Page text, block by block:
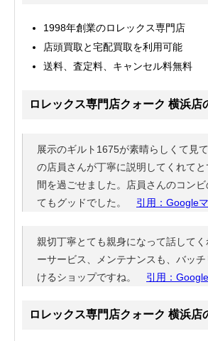
1998年創業のロレックス専門店
店頭買取と宅配買取を利用可能
送料、査定料、キャンセル料無料
ロレックス専門店クォーク 横浜店
展示のギルト1675が素晴らしくて見
の店員さんが丁寧に説明してくれて
間を過ごせました。店員さんのコン
てもグッドでした。 引用：Google
親切丁寧とても親身になって話して
ーサービス、メンテナンスも、バッ
けるショップですね。 引用：
ロレックス専門店クォーク 横浜店